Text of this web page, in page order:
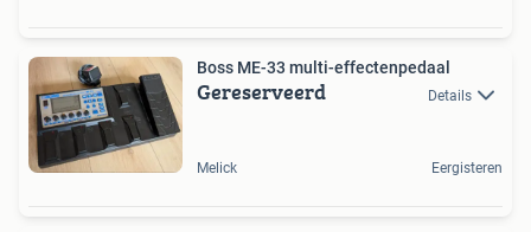
Boss ME-33 multi-effectenpedaal
Gereserveerd Details
Melick Eergisteren